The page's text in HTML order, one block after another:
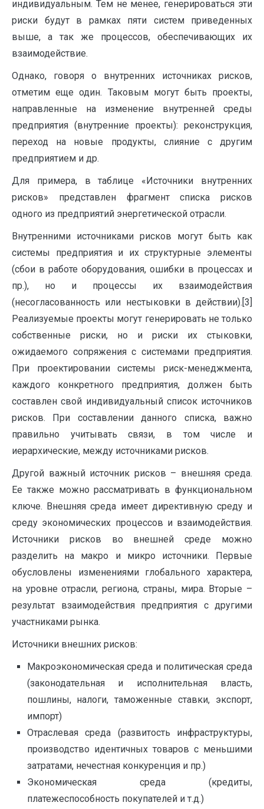
индивидуальным. Тем не менее, генерироваться эти
риски будут в рамках пяти систем приведенных
выше, а так же процессов, обеспечивающих их
взаимодействие.
Однако, говоря о внутренних источниках рисков,
отметим еще один. Таковым могут быть проекты,
направленные на изменение внутренней среды
предприятия (внутренние проекты): реконструкция,
переход на новые продукты, слияние с другим
предприятием и др.
Для примера, в таблице «Источники внутренних
рисков» представлен фрагмент списка рисков
одного из предприятий энергетической отрасли.
Внутренними источниками рисков могут быть как
системы предприятия и их структурные элементы
(сбои в работе оборудования, ошибки в процессах и
пр.), но и процессы их взаимодействия
(несогласованность или нестыковки в действии).[3]
Реализуемые проекты могут генерировать не только
собственные риски, но и риски их стыковки,
ожидаемого сопряжения с системами предприятия.
При проектировании системы риск-менеджмента,
каждого конкретного предприятия, должен быть
составлен свой индивидуальный список источников
рисков. При составлении данного списка, важно
правильно учитывать связи, в том числе и
иерархические, между источниками рисков.
Другой важный источник рисков – внешняя среда.
Ее также можно рассматривать в функциональном
ключе. Внешняя среда имеет директивную среду и
среду экономических процессов и взаимодействия.
Источники рисков во внешней среде можно
разделить на макро и микро источники. Первые
обусловлены изменениями глобального характера,
на уровне отрасли, региона, страны, мира. Вторые –
результат взаимодействия предприятия с другими
участниками рынка.
Источники внешних рисков:
Макроэкономическая среда и политическая среда
(законодательная и исполнительная власть,
пошлины, налоги, таможенные ставки, экспорт,
импорт)
Отраслевая среда (развитость инфраструктуры,
производство идентичных товаров с меньшими
затратами, нечестная конкуренция и пр.)
Экономическая среда (кредиты,
платежеспособность покупателей и т.д.)